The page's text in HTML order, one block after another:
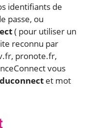
identifiants de
passe, ou
( pour utiliser un
reconnu par
pronote.fr,
vous
et mot